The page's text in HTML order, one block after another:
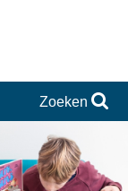
Zoeken